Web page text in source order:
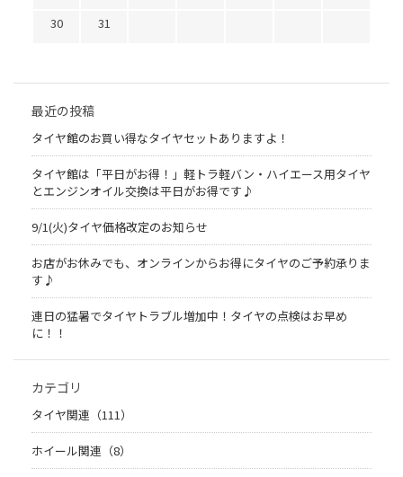
30
31
最近の投稿
タイヤ館のお買い得なタイヤセットありますよ！
タイヤ館は「平日がお得！」軽トラ軽バン・ハイエース用タイヤ
とエンジンオイル交換は平日がお得です♪
9/1(火)タイヤ価格改定のお知らせ
お店がお休みでも、オンラインからお得にタイヤのご予約承りま
す♪
連日の猛暑でタイヤトラブル増加中！タイヤの点検はお早め
に！！
カテゴリ
タイヤ関連（111）
ホイール関連（8）